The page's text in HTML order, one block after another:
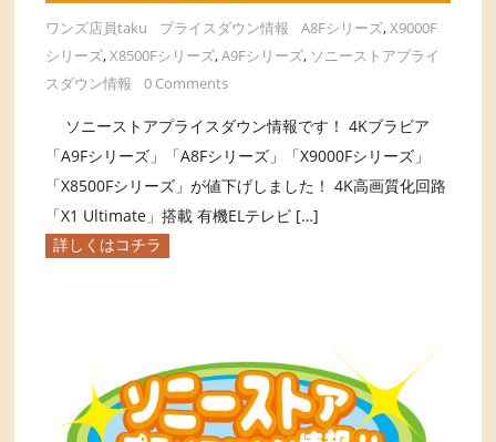
ワンズ店員taku プライスダウン情報 A8Fシリーズ,X9000F
シリーズ,X8500Fシリーズ,A9Fシリーズ, ソニーストアプライ
スダウン情報
0 Comments
ソニーストアプライスダウン情報です！ 4Kブラビア
「A9Fシリーズ」「A8Fシリーズ」「X9000Fシリーズ」
「X8500Fシリーズ」が値下げしました！ 4K高画質化回路
「X1 Ultimate」搭載 有機ELテレビ […]
詳しくはコチラ